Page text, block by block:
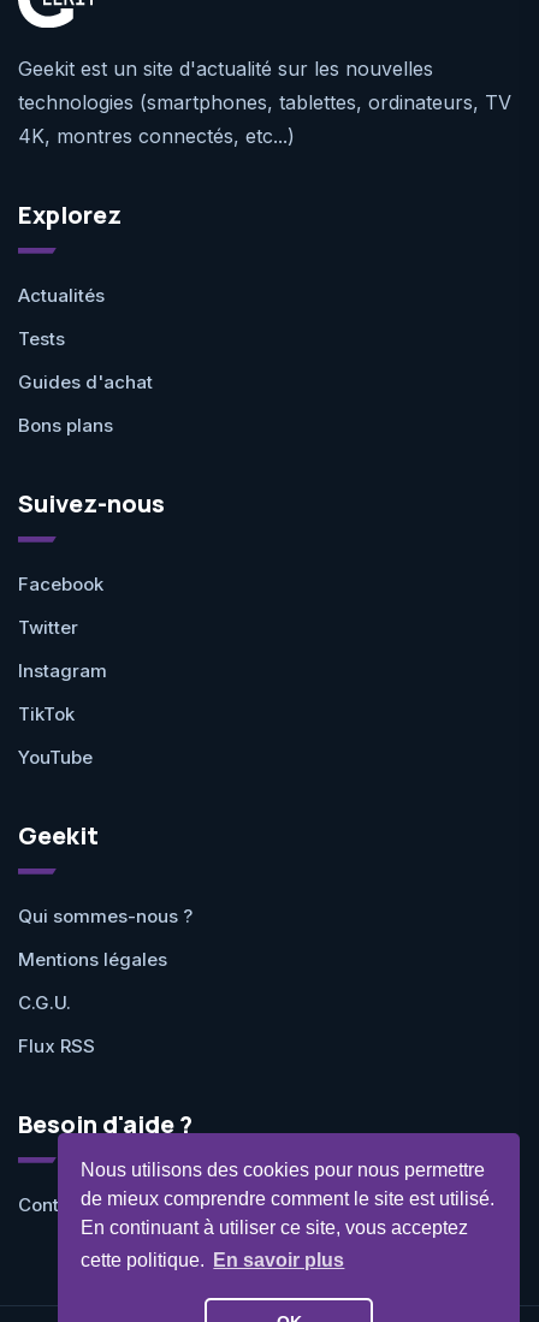
Nous utilisons des cookies pour nous permettre
de mieux comprendre comment le site est utilisé.
En continuant à utiliser ce site, vous acceptez
cette politique.
En savoir plus
Geekit est un site d'actualité sur les nouvelles
technologies (smartphones, tablettes, ordinateurs, TV
4K, montres connectés, etc...)
Explorez
Actualités
Tests
Guides d'achat
Bons plans
Suivez-nous
Facebook
Twitter
Instagram
TikTok
YouTube
Geekit
Qui sommes-nous ?
Mentions légales
C.G.U.
Flux RSS
Besoin d'aide ?
Contactez-nous